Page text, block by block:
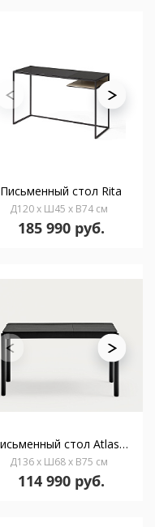
Письменный стол Rita
Д120 x Ш45 x В74 см
185 990 руб.
Письменный стол Atlas черный
Д136 x Ш68 x В75 см
114 990 руб.